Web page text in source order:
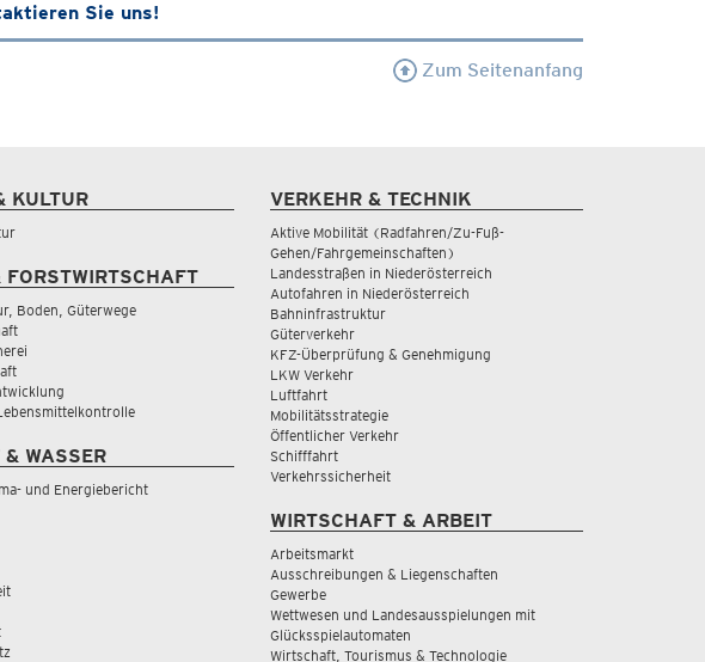
Sie uns!
Zum Seitenanfang
KULTUR
Boden, Güterwege
& WASSER
und Energiebericht
VERKEHR & TECHNIK
Aktive Mobilität (Radfahren/Zu-Fuß-
Gehen/Fahrgemeinschaften)
Landesstraßen in Niederösterreich
Autofahren in Niederösterreich
Bahninfrastruktur
Güterverkehr
KFZ-Überprüfung & Genehmigung
LKW Verkehr
Luftfahrt
Mobilitätsstrategie
Öffentlicher Verkehr
Schifffahrt
Verkehrssicherheit
WIRTSCHAFT & ARBEIT
Arbeitsmarkt
Ausschreibungen & Liegenschaften
Gewerbe
Wettwesen und Landesausspielungen mit
Glücksspielautomaten
Wirtschaft, Tourismus & Technologie